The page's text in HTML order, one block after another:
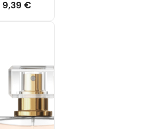
9,39 €